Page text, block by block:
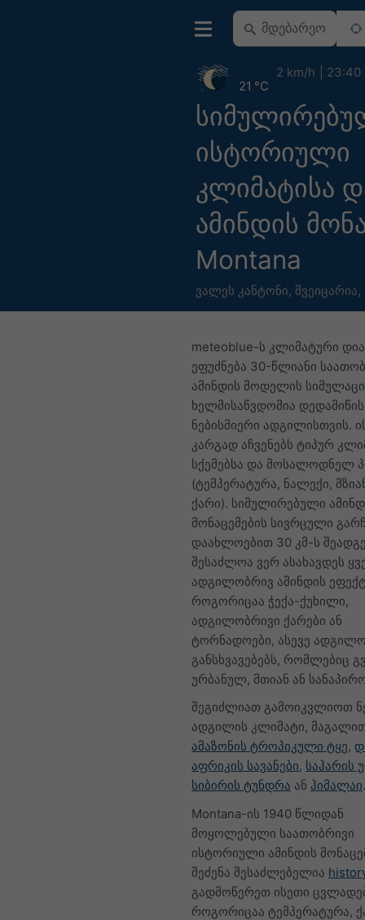
ისტორიული
კლიმატისა
ამინდის
Montana
ვალეს კანტონი, შვეიცარია,
21 °C
2 km/h 23:40
meteoblue-ს კლიმატური
ეფუძნება 30-წლიანი
ამინდის მოდელის
ხელმისაწვდომია დედამიწის
ნებისმიერი ადგილისთვის.
კარგად აჩვენებს ტიპურ
სქემებსა და მოსალოდნელ
(ტემპერატურა, ნალექი,
ქარი). სიმულირებული
მონაცემების სივრცული
დაახლოებით 30 კმ-ს
შესაძლოა ვერ ასახავდეს
ადგილობრივ ამინდის
როგორიცაა ჭექა-ქუხილი,
ადგილობრივი ქარები ან
ტორნადოები, ასევე
განსხვავებებს, რომლებიც
ურბანულ, მთიან ან
შეგიძლიათ გამოიკვლიოთ
ადგილის კლიმატი,
ამაზონის ტროპიკული ტყე,
აფრიკის სავანები, საჰარის
სიბირის ტუნდრა ან ჰიმალაი.
Montana-ის 1940 წლიდან
მოყოლებული საათობრივი
ისტორიული ამინდის
შეძენა შესაძლებელია
გადმოწერეთ ისეთი
როგორიცაა ტემპერატურა,